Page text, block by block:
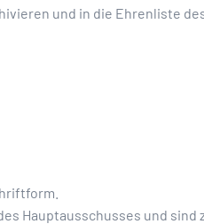
und in die Ehrenliste
Hauptausschusses und sind